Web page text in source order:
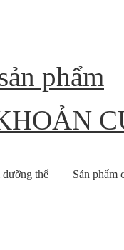
phẩm
thể
Sản phẩm